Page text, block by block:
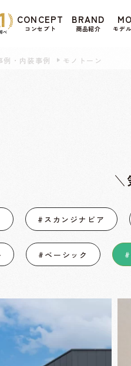
CONCEPT
コンセプト
BRAND
商品紹介 モデ
例・内装事例 モノトーン
#スカンジナビア
#ベーシック
活動を追跡してもよろ
がある場